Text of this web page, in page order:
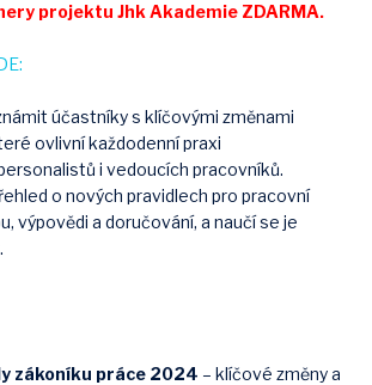
projektu Jhk Akademie ZDARMA.
účastníky s klíčovými změnami
ovlivní každodenní praxi
i vedoucích pracovníků.
o nových pravidlech pro pracovní
výpovědi a doručování, a naučí se je
zákoníku práce 2024 – klíčové změny a